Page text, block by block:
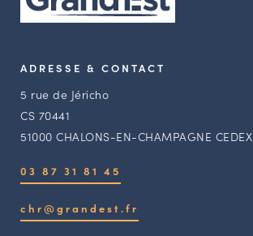
ADRESSE & CONTACT
5 rue de Jéricho
CS 70441
51000 CHALONS-EN-CHAMPAGNE CEDEX
03 87 31 81 45
chr@grandest.fr